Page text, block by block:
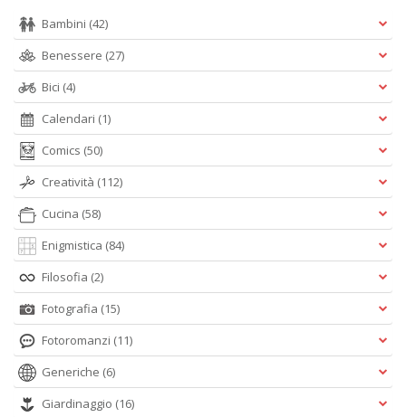
Bambini (42)
Benessere (27)
Bici (4)
Calendari (1)
Comics (50)
Creatività (112)
Cucina (58)
Enigmistica (84)
Filosofia (2)
Fotografia (15)
Fotoromanzi (11)
Generiche (6)
Giardinaggio (16)